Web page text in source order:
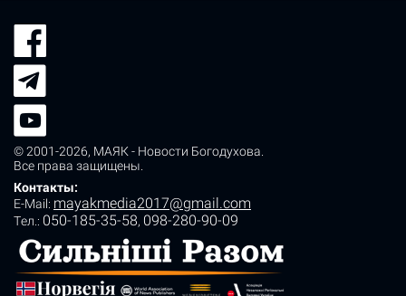
© 2001-2026, МАЯК - Новости Богодухова
Все права защищены.
Контакты:
E-Mail: mayakmedia2017@gmail.com
Tел.: 050-185-35-58, 098-280-90-09